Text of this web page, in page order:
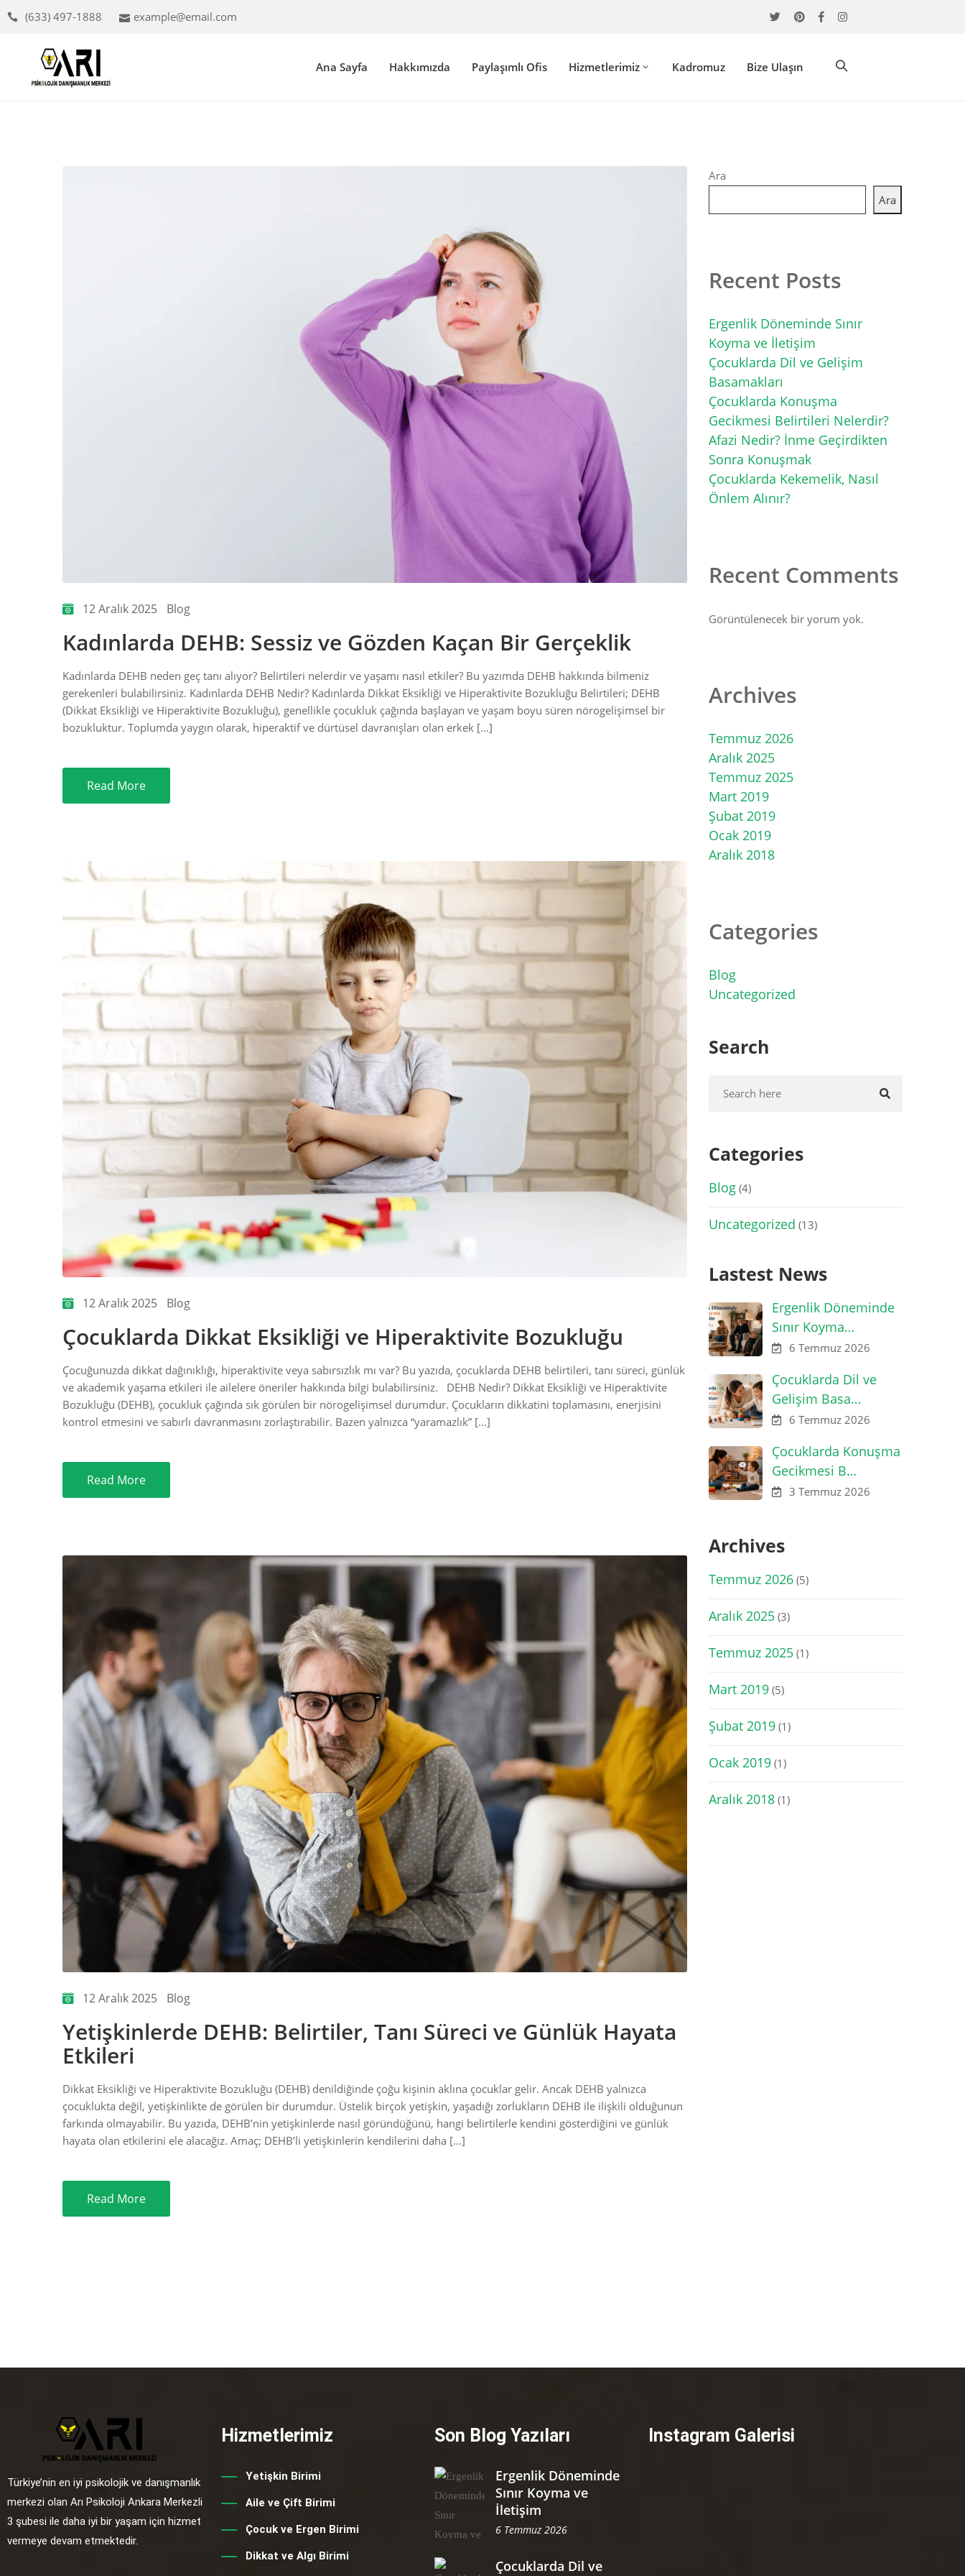
(633) 497-1888 example@email.com
Ana Sayfa Hakkımızda Paylaşımlı Ofis Hizmetlerimiz Kadromuz Bize Ulaşın
12 Aralık 2025 Blog
Kadınlarda DEHB: Sessiz ve Gözden Kaçan Bir Gerçeklik
Kadınlarda DEHB neden geç tanı alıyor? Belirtileri nelerdir ve yaşamı nasıl etkiler? Bu yazımda DEHB hakkında bilmeniz
gerekenleri bulabilirsiniz. Kadınlarda DEHB Nedir? Kadınlarda Dikkat Eksikliği ve Hiperaktivite Bozukluğu Belirtileri; DEHB
(Dikkat Eksikliği ve Hiperaktivite Bozukluğu), genellikle çocukluk çağında başlayan ve yaşam boyu süren nörogelişimsel bir
bozukluktur. Toplumda yaygın olarak, hiperaktif ve dürtüsel davranışları olan erkek […]
Read More
12 Aralık 2025 Blog
Çocuklarda Dikkat Eksikliği ve Hiperaktivite Bozukluğu
Çocuğunuzda dikkat dağınıklığı, hiperaktivite veya sabırsızlık mı var? Bu yazıda, çocuklarda DEHB belirtileri, tanı süreci, günlük
ve akademik yaşama etkileri ile ailelere öneriler hakkında bilgi bulabilirsiniz. DEHB Nedir? Dikkat Eksikliği ve Hiperaktivite
Bozukluğu (DEHB), çocukluk çağında sık görülen bir nörogelişimsel durumdur. Çocukların dikkatini toplamasını, enerjisini
kontrol etmesini ve sabırlı davranmasını zorlaştırabilir. Bazen yalnızca “yaramazlık” […]
Read More
12 Aralık 2025 Blog
Yetişkinlerde DEHB: Belirtiler, Tanı Süreci ve Günlük Hayata
Etkileri
Dikkat Eksikliği ve Hiperaktivite Bozukluğu (DEHB) denildiğinde çoğu kişinin aklına çocuklar gelir. Ancak DEHB yalnızca
çocuklukta değil, yetişkinlikte de görülen bir durumdur. Üstelik birçok yetişkin, yaşadığı zorlukların DEHB ile ilişkili olduğunun
farkında olmayabilir. Bu yazıda, DEHB’nin yetişkinlerde nasıl göründüğünü, hangi belirtilerle kendini gösterdiğini ve günlük
hayata olan etkilerini ele alacağız. Amaç; DEHB’li yetişkinlerin kendilerini daha […]
Read More
Ara
Ara
Recent Posts
Ergenlik Döneminde Sınır
Koyma ve İletişim
Çocuklarda Dil ve Gelişim
Basamakları
Çocuklarda Konuşma
Gecikmesi Belirtileri Nelerdir?
Afazi Nedir? İnme Geçirdikten
Sonra Konuşmak
Çocuklarda Kekemelik, Nasıl
Önlem Alınır?
Recent Comments
Görüntülenecek bir yorum yok.
Archives
Temmuz 2026
Aralık 2025
Temmuz 2025
Mart 2019
Şubat 2019
Ocak 2019
Aralık 2018
Categories
Blog
Uncategorized
Search
Categories
Blog (4)
Uncategorized (13)
Lastest News
Ergenlik Döneminde
Sınır Koyma…
6 Temmuz 2026
Çocuklarda Dil ve
Gelişim Basa…
6 Temmuz 2026
Çocuklarda Konuşma
Gecikmesi B…
3 Temmuz 2026
Archives
Temmuz 2026 (5)
Aralık 2025 (3)
Temmuz 2025 (1)
Mart 2019 (5)
Şubat 2019 (1)
Ocak 2019 (1)
Aralık 2018 (1)
Türkiye’nin en iyi psikolojik ve danışmanlık
merkezi olan Arı Psikoloji Ankara Merkezli
3 şubesi ile daha iyi bir yaşam için hizmet
vermeye devam etmektedir.
Hizmetlerimiz
Yetişkin Birimi
Aile ve Çift Birimi
Çocuk ve Ergen Birimi
Dikkat ve Algı Birimi
Son Blog Yazıları
Ergenlik Döneminde
Sınır Koyma ve
İletişim
6 Temmuz 2026
Çocuklarda Dil ve
Instagram Galerisi